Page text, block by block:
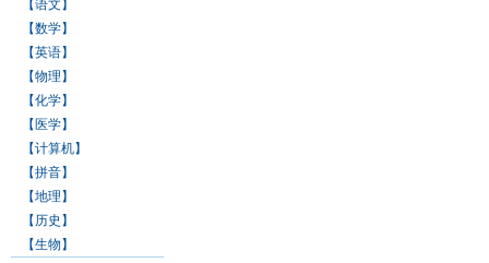
【语文】
【数学】
【英语】
【物理】
【化学】
【医学】
【计算机】
【拼音】
【地理】
【历史】
【生物】